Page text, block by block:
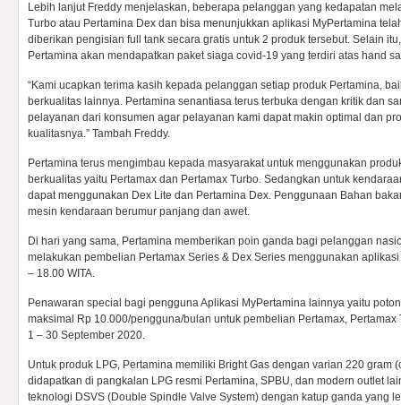
Lebih lanjut Freddy menjelaskan, beberapa pelanggan yang kedapatan
Turbo atau Pertamina Dex dan bisa menunjukkan aplikasi MyPertamina
diberikan pengisian full tank secara gratis untuk 2 produk tersebut. Selain
Pertamina akan mendapatkan paket siaga covid-19 yang terdiri atas hand
“Kami ucapkan terima kasih kepada pelanggan setiap produk Pertamina,
berkualitas lainnya. Pertamina senantiasa terus terbuka dengan kritik dan
pelayanan dari konsumen agar pelayanan kami dapat makin optimal dan
kualitasnya.” Tambah Freddy.
Pertamina terus mengimbau kepada masyarakat untuk menggunakan
berkualitas yaitu Pertamax dan Pertamax Turbo. Sedangkan untuk
dapat menggunakan Dex Lite dan Pertamina Dex. Penggunaan Bahan
mesin kendaraan berumur panjang dan awet.
Di hari yang sama, Pertamina memberikan poin ganda bagi pelanggan
melakukan pembelian Pertamax Series & Dex Series menggunakan
– 18.00 WITA.
Penawaran special bagi pengguna Aplikasi MyPertamina lainnya yaitu
maksimal Rp 10.000/pengguna/bulan untuk pembelian Pertamax,
1 – 30 September 2020.
Untuk produk LPG, Pertamina memiliki Bright Gas dengan varian 220 gram
didapatkan di pangkalan LPG resmi Pertamina, SPBU, dan modern outlet
teknologi DSVS (Double Spindle Valve System) dengan katup ganda yang